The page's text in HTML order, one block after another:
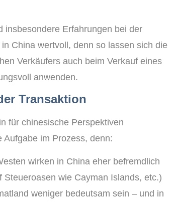
insbesondere Erfahrungen bei der
China wertvoll, denn so lassen sich die
Verkäufers auch beim Verkauf eines
anwenden.
Transaktion
für chinesische Perspektiven
im Prozess, denn:
wirken in China eher befremdlich
wie Cayman Islands, etc.)
weniger bedeutsam sein – und in